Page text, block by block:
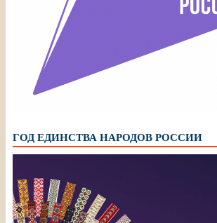
ГОД ЕДИНСТВА НАРОДОВ РОССИИ